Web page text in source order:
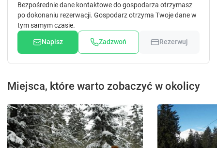
Bezpośrednie dane kontaktowe do gospodarza otrzymasz
po dokonaniu rezerwacji. Gospodarz otrzyma Twoje dane w
tym samym czasie.
Napisz Zadzwoń Rezerwuj
Miejsca, które warto zobaczyć w okolicy